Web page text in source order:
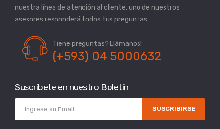
nuestra línea de atención al cliente, uno de nuestros
asesores responderá todos tus preguntas
Tiene preguntas? Llámanos!
(+593) 04 5000632
Suscríbete en nuestro Boletín
SUSCRIBIRSE